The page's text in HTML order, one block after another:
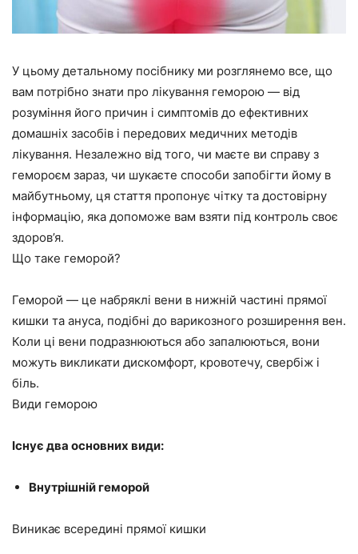
У цьому детальному посібнику ми розглянемо все, що
вам потрібно знати про лікування геморою — від
розуміння його причин і симптомів до ефективних
домашніх засобів і передових медичних методів
лікування. Незалежно від того, чи маєте ви справу з
гемороєм зараз, чи шукаєте способи запобігти йому в
майбутньому, ця стаття пропонує чітку та достовірну
інформацію, яка допоможе вам взяти під контроль своє
здоров’я.
Що таке геморой?
Геморой — це набряклі вени в нижній частині прямої
кишки та ануса, подібні до варикозного розширення вен.
Коли ці вени подразнюються або запалюються, вони
можуть викликати дискомфорт, кровотечу, свербіж і
біль.
Види геморою
Існує два основних види:
Внутрішній геморой
Виникає всередині прямої кишки